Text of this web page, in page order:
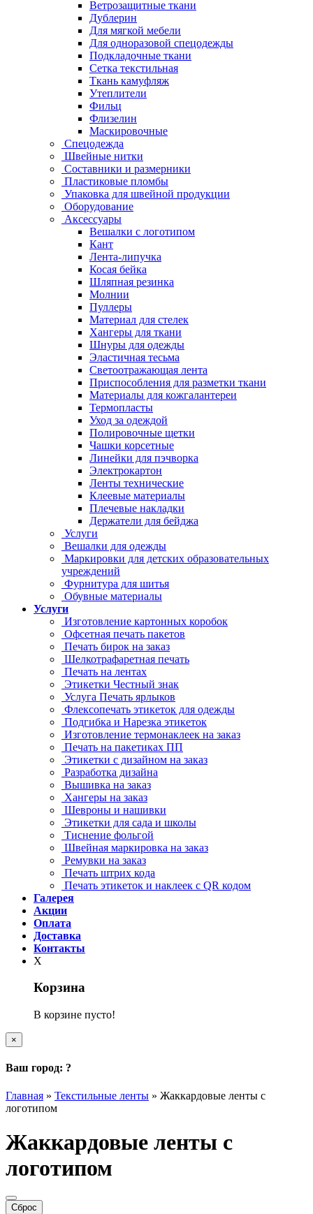
Ветрозащитные ткани
Дублерин
Для мягкой мебели
Для одноразовой спецодежды
Подкладочные ткани
Сетка текстильная
Ткань камуфляж
Утеплители
Фильц
Флизелин
Маскировочные
Спецодежда
Швейные нитки
Составники и размерники
Пластиковые пломбы
Упаковка для швейной продукции
Оборудование
Аксессуары
Вешалки с логотипом
Кант
Лента-липучка
Косая бейка
Шляпная резинка
Молнии
Пуллеры
Материал для стелек
Хангеры для ткани
Шнуры для одежды
Эластичная тесьма
Светоотражающая лента
Приспособления для разметки ткани
Материалы для кожгалантереи
Термопласты
Уход за одеждой
Полировочные щетки
Чашки корсетные
Линейки для пэчворка
Электрокартон
Ленты технические
Клеевые материалы
Плечевые накладки
Держатели для бейджа
Услуги
Вешалки для одежды
Маркировки для детских образовательных
учреждений
Фурнитура для шитья
Обувные материалы
Услуги
Изготовление картонных коробок
Офсетная печать пакетов
Печать бирок на заказ
Шелкотрафаретная печать
Печать на лентах
Этикетки Честный знак
Услуга Печать ярлыков
Флексопечать этикеток для одежды
Подгибка и Нарезка этикеток
Изготовление термонаклеек на заказ
Печать на пакетиках ПП
Этикетки с дизайном на заказ
Разработка дизайна
Вышивка на заказ
Хангеры на заказ
Шевроны и нашивки
Этикетки для сада и школы
Тиснение фольгой
Швейная маркировка на заказ
Ремувки на заказ
Печать штрих кода
Печать этикеток и наклеек с QR кодом
Галерея
Акции
Оплата
Доставка
Контакты
X
Корзина
В корзине пусто!
×
Ваш город: ?
Главная » Текстильные ленты » Жаккардовые ленты с
логотипом
Жаккардовые ленты с
логотипом
Сброс